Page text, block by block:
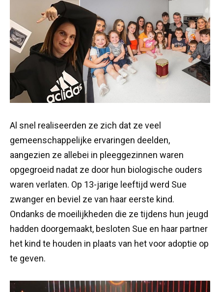
Al snel realiseerden ze zich dat ze veel
gemeenschappelijke ervaringen deelden,
aangezien ze allebei in pleeggezinnen waren
opgegroeid nadat ze door hun biologische ouders
waren verlaten. Op 13-jarige leeftijd werd Sue
zwanger en beviel ze van haar eerste kind.
Ondanks de moeilijkheden die ze tijdens hun jeugd
hadden doorgemaakt, besloten Sue en haar partner
het kind te houden in plaats van het voor adoptie op
te geven.